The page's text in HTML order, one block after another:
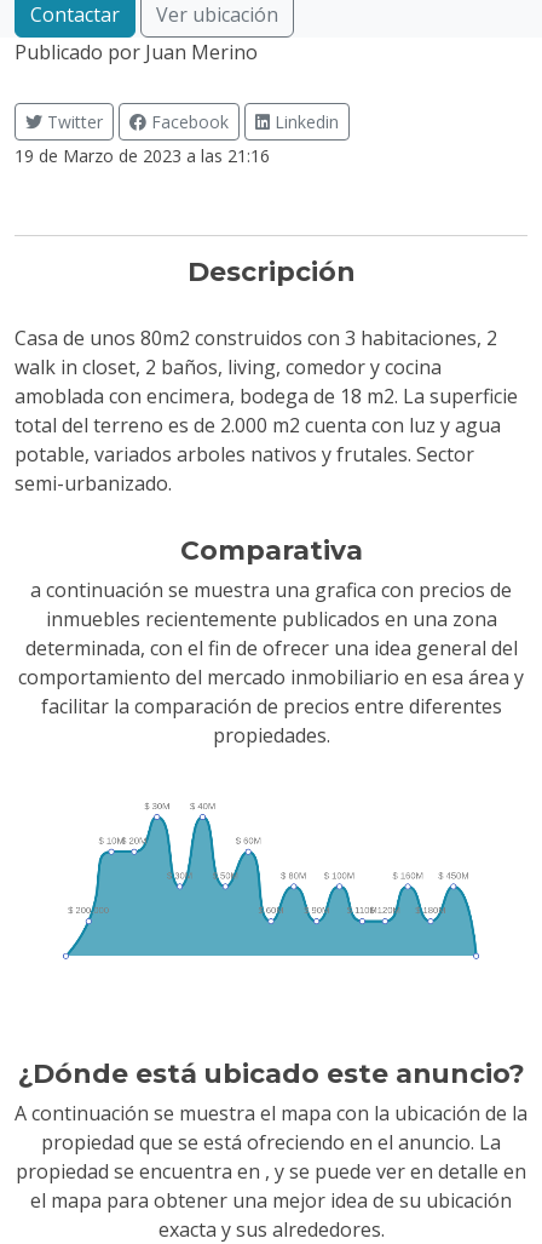
Contactar
Ver ubicación
Publicado por Juan Merino
Twitter Facebook
Linkedin
19 de Marzo de 2023 a las 21:16
Descripción
Casa de unos 80m2 construidos con 3 habitaciones, 2
walk in closet, 2 baños, living, comedor y cocina
amoblada con encimera, bodega de 18 m2. La superficie
total del terreno es de 2.000 m2 cuenta con luz y agua
potable, variados arboles nativos y frutales. Sector
semi-urbanizado.
Comparativa
a continuación se muestra una grafica con precios de
inmuebles recientemente publicados en una zona
determinada, con el fin de ofrecer una idea general del
comportamiento del mercado inmobiliario en esa área y
facilitar la comparación de precios entre diferentes
propiedades.
¿Dónde está ubicado este anuncio?
A continuación se muestra el mapa con la ubicación de la
propiedad que se está ofreciendo en el anuncio. La
propiedad se encuentra en , y se puede ver en detalle en
el mapa para obtener una mejor idea de su ubicación
exacta y sus alrededores.